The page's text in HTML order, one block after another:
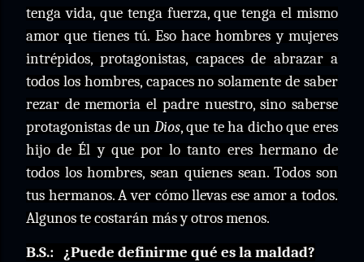
tenga vida, que tenga fuerza, que tenga el mismo
amor que tienes tú. Eso hace hombres y mujeres
intrépidos, protagonistas, capaces de abrazar a
todos los hombres, capaces no solamente de saber
rezar de memoria el padre nuestro, sino saberse
protagonistas de un Dios, que te ha dicho que eres
hijo de Él y que por lo tanto eres hermano de
todos los hombres, sean quienes sean. Todos son
tus hermanos. A ver cómo llevas ese amor a todos.
Algunos tecostaránmás y otros menos.
B.S.: ¿Puede definirme qué es la maldad?